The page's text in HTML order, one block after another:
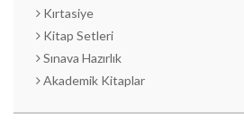
Kırtasiye
Kitap Setleri
Sınava Hazırlık
Akademik Kitaplar